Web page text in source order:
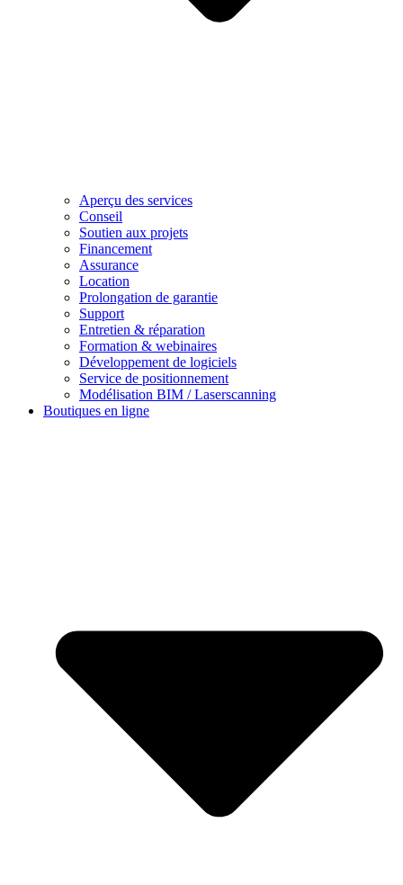
Aperçu des services
Conseil
Soutien aux projets
Financement
Assurance
Location
Prolongation de garantie
Support
Entretien & réparation
Formation & webinaires
Développement de logiciels
Service de positionnement
Modélisation BIM / Laserscanning
Boutiques en ligne